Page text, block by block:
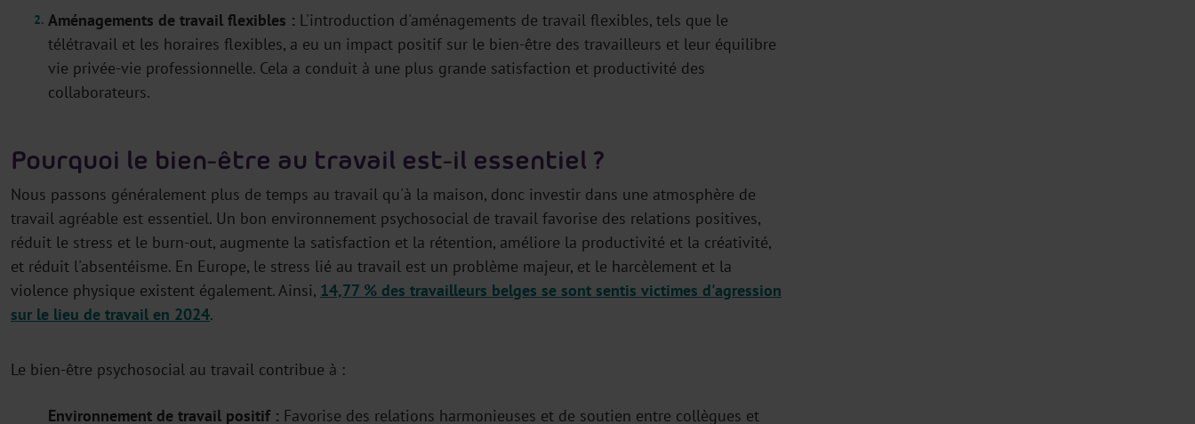
Aménagements de travail flexibles : L'introduction d'aménagements de travail flexibles, tels que le
télétravail et les horaires flexibles, a eu un impact positif sur le bien-être des travailleurs et leur équilibre
vie privée-vie professionnelle. Cela a conduit à une plus grande satisfaction et productivité des
collaborateurs.
Pourquoi le bien-être au travail est-il essentiel ?
Nous passons généralement plus de temps au travail qu'à la maison, donc investir dans une atmosphère de
travail agréable est essentiel. Un bon environnement psychosocial de travail favorise des relations positives,
réduit le stress et le burn-out, augmente la satisfaction et la rétention, améliore la productivité et la créativité,
et réduit l'absentéisme. En Europe, le stress lié au travail est un problème majeur, et le harcèlement et la
violence physique existent également. Ainsi, 14,77 % des travailleurs belges se sont sentis victimes d'agression
sur le lieu de travail en 2024.
Le bien-être psychosocial au travail contribue à :
Environnement de travail positif : Favorise des relations harmonieuses et de soutien entre collègues et